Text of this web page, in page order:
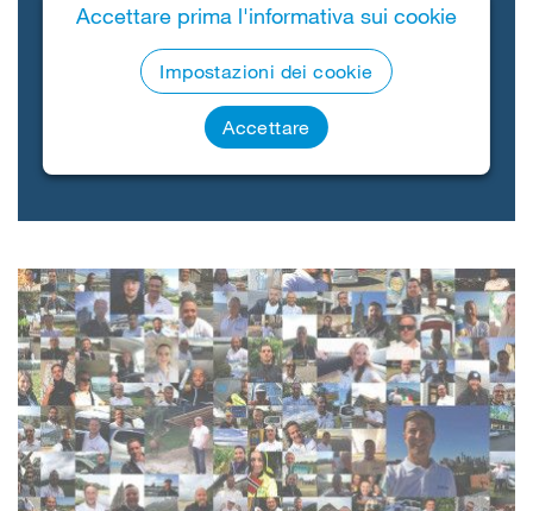
Accettare prima l'informativa sui cookie
Impostazioni dei cookie
Accettare